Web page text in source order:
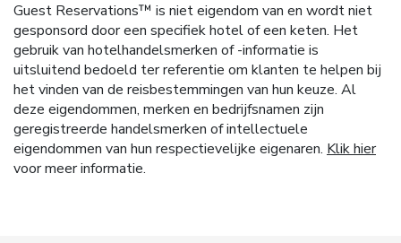
Guest Reservations™ is niet eigendom van en wordt niet
gesponsord door een specifiek hotel of een keten. Het
gebruik van hotelhandelsmerken of -informatie is
uitsluitend bedoeld ter referentie om klanten te helpen bij
het vinden van de reisbestemmingen van hun keuze. Al
deze eigendommen, merken en bedrijfsnamen zijn
geregistreerde handelsmerken of intellectuele
eigendommen van hun respectievelijke eigenaren. Klik hier
voor meer informatie.